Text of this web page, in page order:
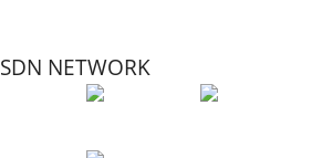
SDN NETWORK